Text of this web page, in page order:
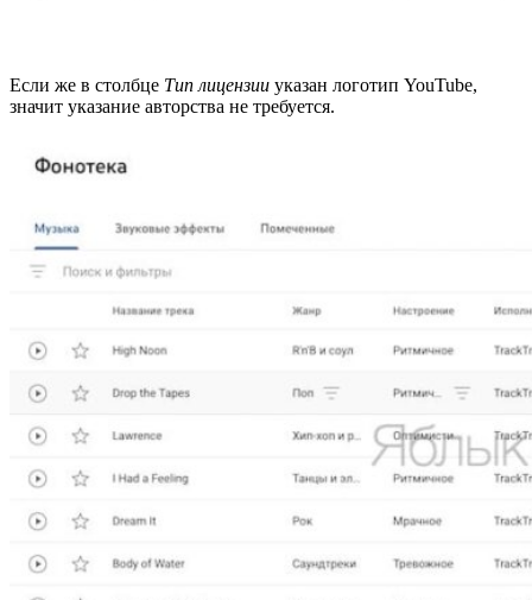
Если же в столбце Тип лицензии указан логотип YouTube,
значит указание авторства не требуется.